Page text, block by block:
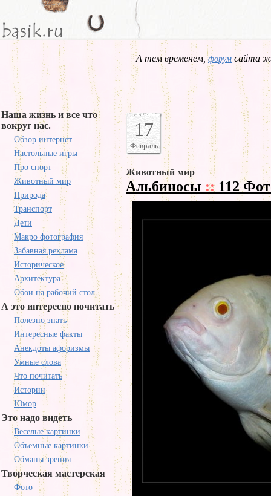
А тем временем,форум сайта
Наша жизнь и все что
вокруг нас.
Обзор интернет
Настольные игры
Про спорт
Животный мир
Природа
Транспорт
Дети
Макро фотография
Забавная реклама
Историческое
Архитектура
Обои на рабочий стол
А это интересно почитать
Полезно знать
Интересные факты
Анекдоты афоризмы
Умные слова
Что почитать
Истории
Юмор
Это надо видеть
Веселые картинки
Объемные картинки
Обманы зрения
Творческая мастерская
Фото
17
Февраль
Животный мир
Альбиносы :: 112